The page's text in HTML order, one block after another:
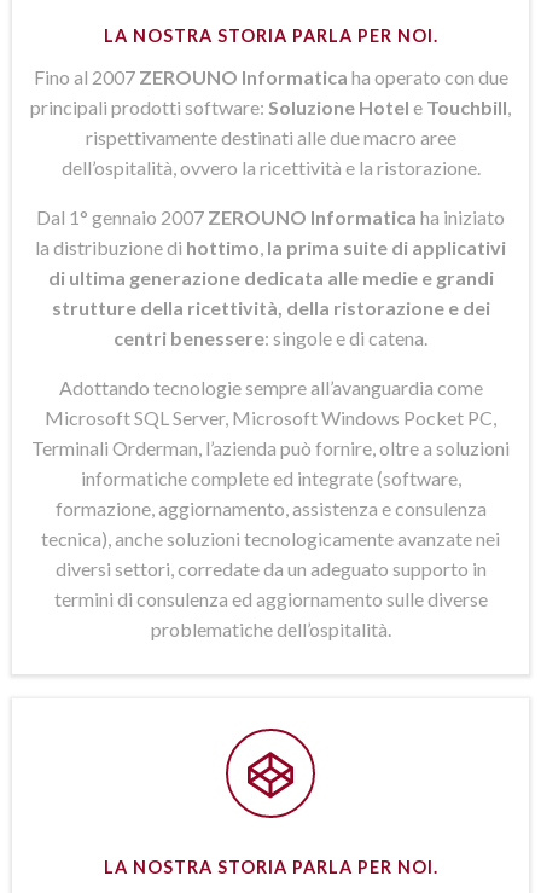
LA NOSTRA STORIA PARLA PER NOI.
Fino al 2007 ZEROUNO Informatica ha operato con due
principali prodotti software: Soluzione Hotel e Touchbill
rispettivamente destinati alle due macro aree
dell’ospitalità, ovvero la ricettività e la ristorazione.
Dal 1° gennaio 2007 ZEROUNO Informatica ha iniziato
la distribuzione di hottimo la prima suite di applicativi
di ultima generazione dedicata alle medie e grandi
strutture della ricettività, della ristorazione e dei
centri benessere: singole e di catena.
Adottando tecnologie sempre all’avanguardia come
Microsoft SQL Server, Microsoft Windows Pocket PC,
Terminali Orderman, l’azienda può fornire, oltre a soluzioni
informatiche complete ed integrate (software,
formazione, aggiornamento, assistenza e consulenza
tecnica), anche soluzioni tecnologicamente avanzate nei
diversi settori, corredate da un adeguato supporto in
termini di consulenza ed aggiornamento sulle diverse
problematiche dell’ospitalità.
LA NOSTRA STORIA PARLA PER NOI.